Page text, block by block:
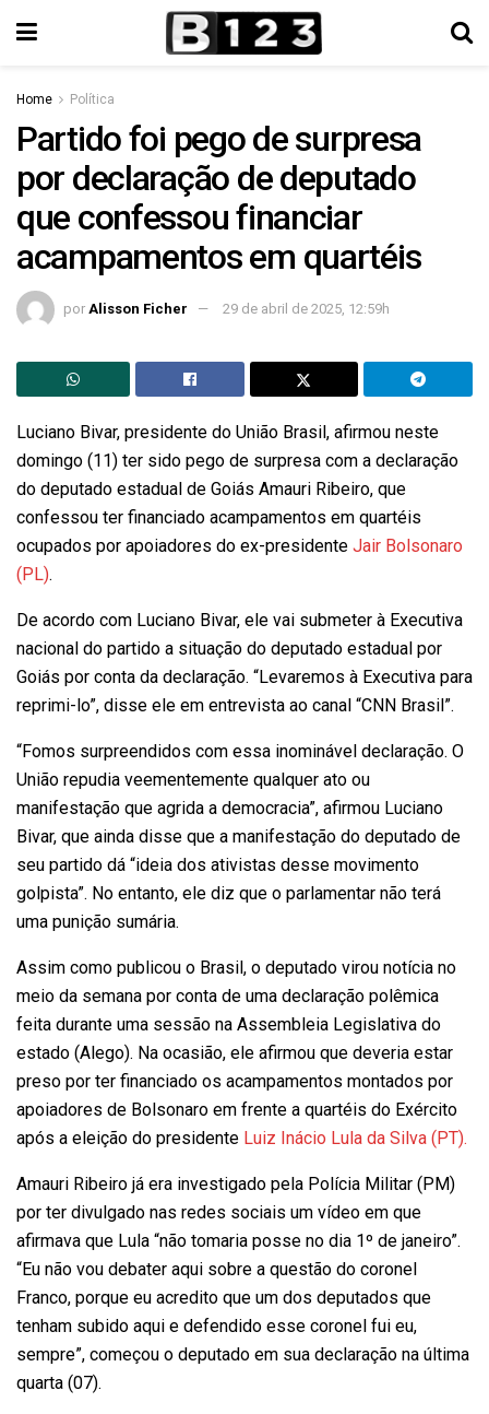
Home Política
Partido foi pego de surpresa
por declaração de deputado
que confessou financiar
acampamentos em quartéis
por Alisson Ficher 29 de abril de 2025, 12:59h
Luciano Bivar, presidente do União Brasil, afirmou neste
domingo (11) ter sido pego de surpresa com a declaração
do deputado estadual de Goiás Amauri Ribeiro, que
confessou ter financiado acampamentos em quartéis
ocupados por apoiadores do ex-presidente Jair Bolsonaro
(PL).
De acordo com Luciano Bivar, ele vai submeter à Executiva
nacional do partido a situação do deputado estadual por
Goiás por conta da declaração. “Levaremos à Executiva para
reprimi-lo”, disse ele em entrevista ao canal “CNN Brasil”.
“Fomos surpreendidos com essa inominável declaração. O
União repudia veementemente qualquer ato ou
manifestação que agrida a democracia”, afirmou Luciano
Bivar, que ainda disse que a manifestação do deputado de
seu partido dá “ideia dos ativistas desse movimento
golpista”. No entanto, ele diz que o parlamentar não terá
uma punição sumária.
Assim como publicou o Brasil, o deputado virou notícia no
meio da semana por conta de uma declaração polêmica
feita durante uma sessão na Assembleia Legislativa do
estado (Alego). Na ocasião, ele afirmou que deveria estar
preso por ter financiado os acampamentos montados por
apoiadores de Bolsonaro em frente a quartéis do Exército
após a eleição do presidente Luiz Inácio Lula da Silva (PT).
Amauri Ribeiro já era investigado pela Polícia Militar (PM)
por ter divulgado nas redes sociais um vídeo em que
afirmava que Lula “não tomaria posse no dia 1º de janeiro”.
“Eu não vou debater aqui sobre a questão do coronel
Franco, porque eu acredito que um dos deputados que
tenham subido aqui e defendido esse coronel fui eu,
sempre”, começou o deputado em sua declaração na última
quarta (07).